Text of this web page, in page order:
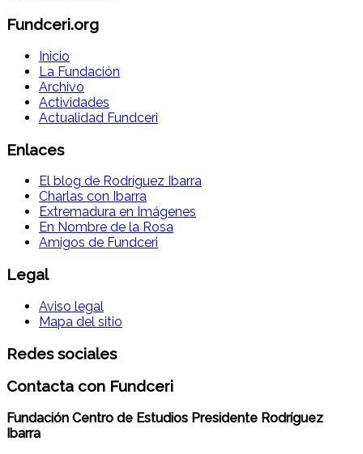
Fundceri.org
Inicio
La Fundación
Archivo
Actividades
Actualidad Fundceri
Enlaces
El blog de Rodríguez Ibarra
Charlas con Ibarra
Extremadura en Imágenes
En Nombre de la Rosa
Amigos de Fundceri
Legal
Aviso legal
Mapa del sitio
Redes sociales
Contacta con Fundceri
Fundación Centro de Estudios Presidente Rodríguez
Ibarra